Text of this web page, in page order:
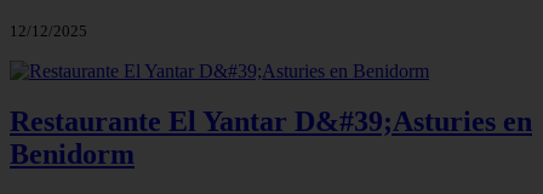
12/12/2025
Restaurante El Yantar D&#39;Asturies en
Benidorm